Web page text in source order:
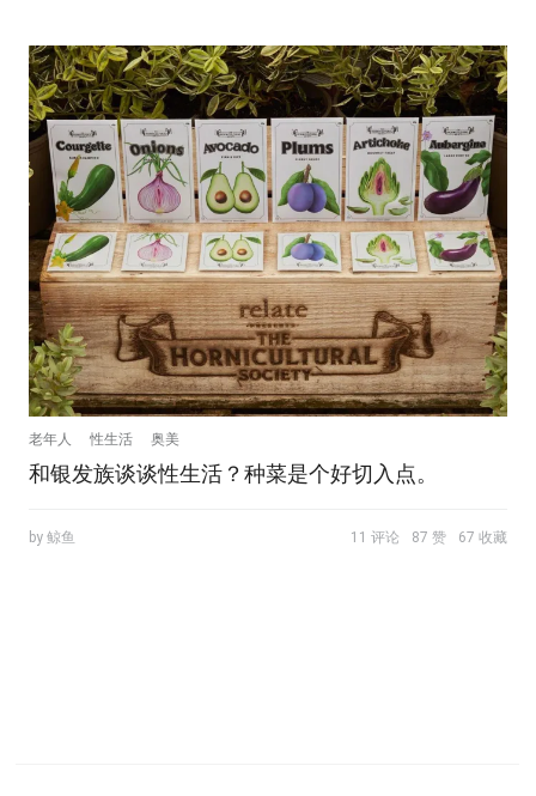
老年人 性生活 奥美
和银发族谈谈性生活？种菜是个好切入点。
by 鲸鱼 11 评论 87 赞 67 收藏